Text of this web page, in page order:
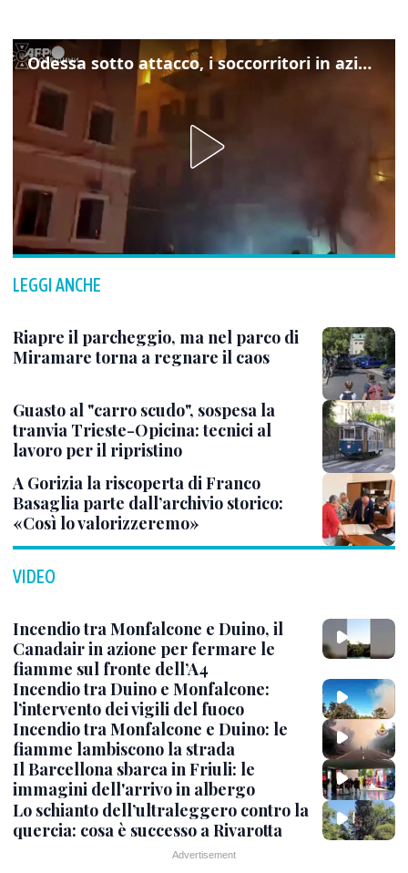
Odessa sotto attacco, i soccorritori in azione
LEGGI ANCHE
Riapre il parcheggio, ma nel parco di
Miramare torna a regnare il caos
Guasto al "carro scudo", sospesa la
tranvia Trieste-Opicina: tecnici al
lavoro per il ripristino
A Gorizia la riscoperta di Franco
Basaglia parte dall’archivio storico:
«Così lo valorizzeremo»
VIDEO
Incendio tra Monfalcone e Duino, il
Canadair in azione per fermare le
fiamme sul fronte dell’A4
Incendio tra Duino e Monfalcone:
l’intervento dei vigili del fuoco
Incendio tra Monfalcone e Duino: le
fiamme lambiscono la strada
Il Barcellona sbarca in Friuli: le
immagini dell'arrivo in albergo
Lo schianto dell’ultraleggero contro la
quercia: cosa è successo a Rivarotta